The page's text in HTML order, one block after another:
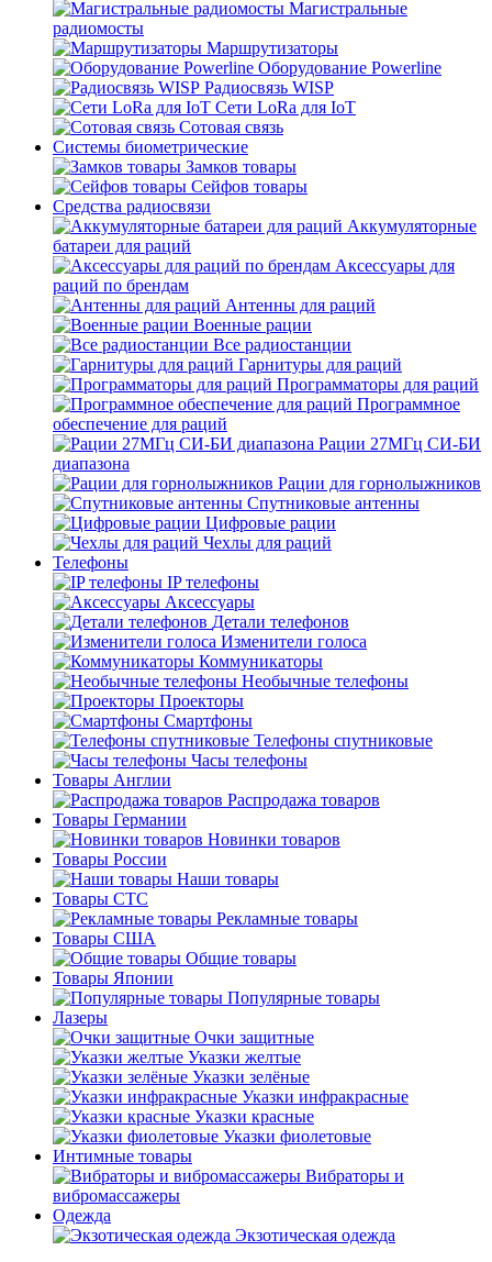
Магистральные
радиомосты
Маршрутизаторы
Оборудование Powerline
Радиосвязь WISP
Сети LoRa для IoT
Сотовая связь
Системы биометрические
Замков товары
Сейфов товары
Средства радиосвязи
Аккумуляторные
батареи для раций
Аксессуары для
раций по брендам
Антенны для раций
Военные рации
Все радиостанции
Гарнитуры для раций
Программаторы для раций
Программное
обеспечение для раций
Рации 27МГц СИ-БИ
диапазона
Рации для горнолыжников
Спутниковые антенны
Цифровые рации
Чехлы для раций
Телефоны
IP телефоны
Аксессуары
Детали телефонов
Изменители голоса
Коммуникаторы
Необычные телефоны
Проекторы
Смартфоны
Телефоны спутниковые
Часы телефоны
Товары Англии
Распродажа товаров
Товары Германии
Новинки товаров
Товары России
Наши товары
Товары СТС
Рекламные товары
Товары США
Общие товары
Товары Японии
Популярные товары
Лазеры
Очки защитные
Указки желтые
Указки зелёные
Указки инфракрасные
Указки красные
Указки фиолетовые
Интимные товары
Вибраторы и
вибромассажеры
Одежда
Экзотическая одежда